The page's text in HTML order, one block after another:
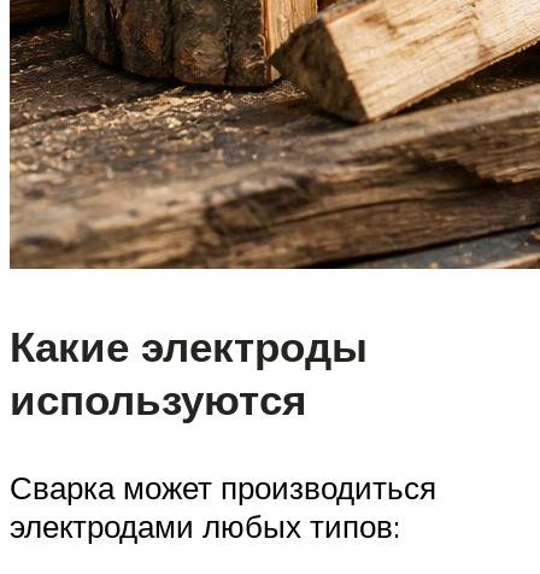
Какие электроды
используются
Сварка может производиться
электродами любых типов: